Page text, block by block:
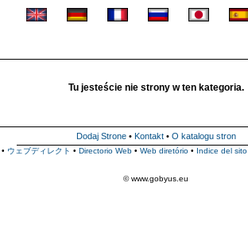
Tu jesteście nie strony w ten kategoria.
Dodaj Strone• Kontakt• O katalogu stron
• ウェブディレクト • Directorio Web • Web diretório • Indice del sito
© www.gobyus.eu